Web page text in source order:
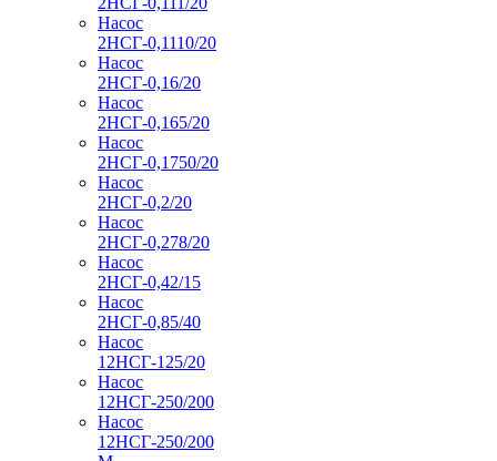
Насос
2НСГ-0,1110/20
Насос
2НСГ-0,16/20
Насос
2НСГ-0,165/20
Насос
2НСГ-0,1750/20
Насос
2НСГ-0,2/20
Насос
2НСГ-0,278/20
Насос
2НСГ-0,42/15
Насос
2НСГ-0,85/40
Насос
12НСГ-125/20
Насос
12НСГ-250/200
Насос
12НСГ-250/200